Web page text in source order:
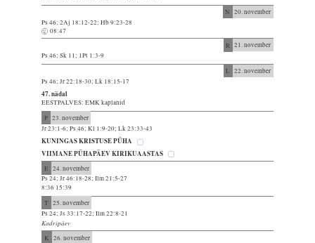
N 20. november
Ps 46; 2Aj 18:12-22; Hb 9:23-28
08:47
R 21. november
Ps 46; Sk 11; 1Pt 1:3-9
L 22. november
Ps 46; Jr 22:18-30; Lk 18:15-17
47. nädal
EESTPALVES: EMK kaplanid
P 23. november
Jr 23:1-6; Ps 46; Kl 1:9-20; Lk 23:33-43
KUNINGAS KRISTUSE PÜHA
VIIMANE PÜHAPÄEV KIRIKUAASTAS
E 24. november
Ps 24; Jr 46:18-28; Ilm 21:5-27
8:36 15:39
T 25. november
Ps 24; Js 33:17-22; Ilm 22:8-21
Kadripäev
K 26. november